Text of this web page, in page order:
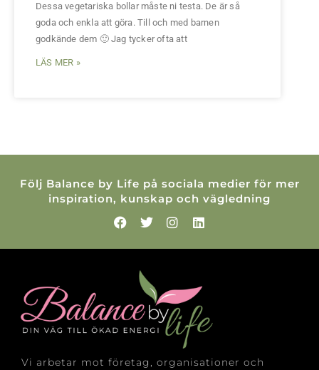
Dessa vegetariska bollar måste ni testa. De är så
goda och enkla att göra. Till och med barnen
godkände dem 🙂 Jag tycker ofta att
LÄS MER »
Följ Balance by Life på sociala medier för mer
inspiration, kunskap och vägledning
Vi arbetar mot företag, organisationer och